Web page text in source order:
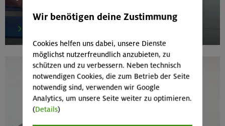
Wir benötigen deine Zustimmung
Cookies helfen uns dabei, unsere Dienste
möglichst nutzerfreundlich anzubieten, zu
schützen und zu verbessern. Neben technisch
notwendigen Cookies, die zum Betrieb der Seite
notwendig sind, verwenden wir Google
Analytics, um unsere Seite weiter zu optimieren.
(Details)